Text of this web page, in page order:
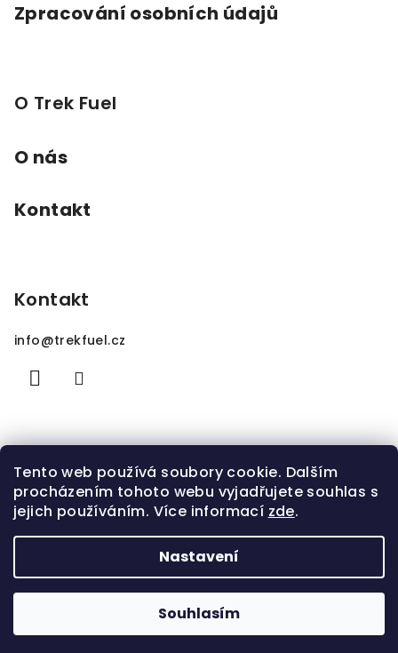
Tento web používá soubory cookie. Dalším
procházením tohoto webu vyjadřujete souhlas s
jejich používáním. Více informací zde.
Nastavení
Souhlasím
Zpracování osobních údajů
O Trek Fuel
O nás
Kontakt
Kontakt
info@trekfuel.cz
Vytvořil Shoptet